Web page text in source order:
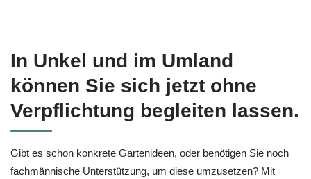
In Unkel und im Umland
können Sie sich jetzt ohne
Verpflichtung begleiten lassen.
Gibt es schon konkrete Gartenideen, oder benötigen Sie noch
fachmännische Unterstützung, um diese umzusetzen? Mit